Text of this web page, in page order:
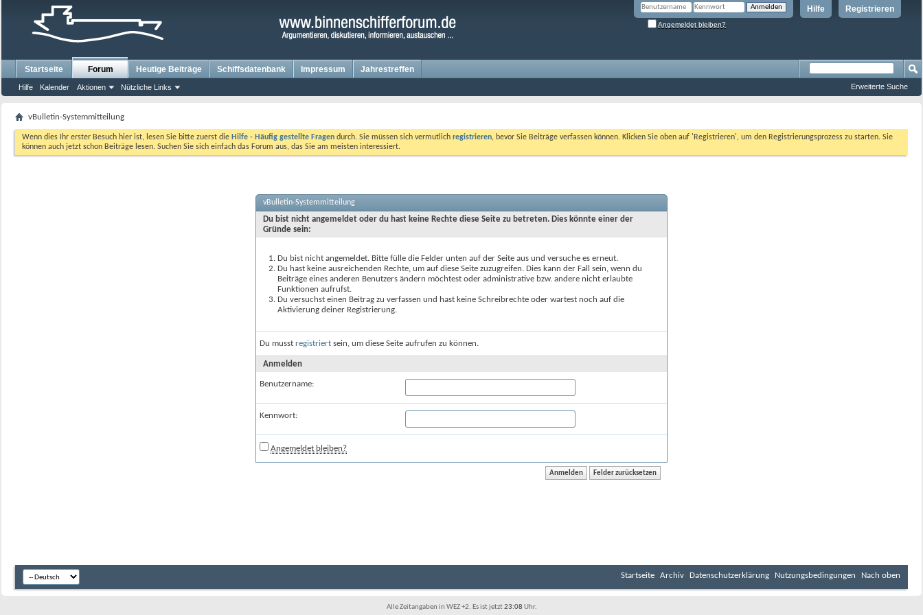
Registrieren
Hilfe
Angemeldet bleiben?
Startseite Forum
Hilfe Kalender Aktionen Nützliche Links
Heutige Beiträge Schiffsdatenbank Impressum Jahrestreffen
Erweiterte Suche
vBulletin-Systemmitteilung
Wenn dies Ihr erster Besuch hier ist, lesen Sie bitte zuerst die Hilfe - Häufig gestellte Fragen durch. Sie müssen sich vermutlich registrieren, bevor Sie Beiträge verfassen können. Klicken Sie oben auf 'Registrieren', um den Registrierungsprozess zu starten. Sie
können auch jetzt schon Beiträge lesen. Suchen Sie sich einfach das Forum aus, das Sie am meisten interessiert.
vBulletin-Systemmitteilung
Du bist nicht angemeldet oder du hast keine Rechte diese Seite zu betreten. Dies könnte einer der
Gründe sein:
Du bist nicht angemeldet. Bitte fülle die Felder unten auf der Seite aus und versuche es erneut.
Du hast keine ausreichenden Rechte, um auf diese Seite zuzugreifen. Dies kann der Fall sein, wenn du
Beiträge eines anderen Benutzers ändern möchtest oder administrative bzw. andere nicht erlaubte
Funktionen aufrufst.
Du versuchst einen Beitrag zu verfassen und hast keine Schreibrechte oder wartest noch auf die
Aktivierung deiner Registrierung.
Du musst registriert sein, um diese Seite aufrufen zu können.
Anmelden
Benutzername:
Kennwort:
Angemeldet bleiben?
Startseite Archiv Datenschutzerklärung Nutzungsbedingungen Nach oben
Alle Zeitangaben in WEZ +2. Es ist jetzt23:08 Uhr.